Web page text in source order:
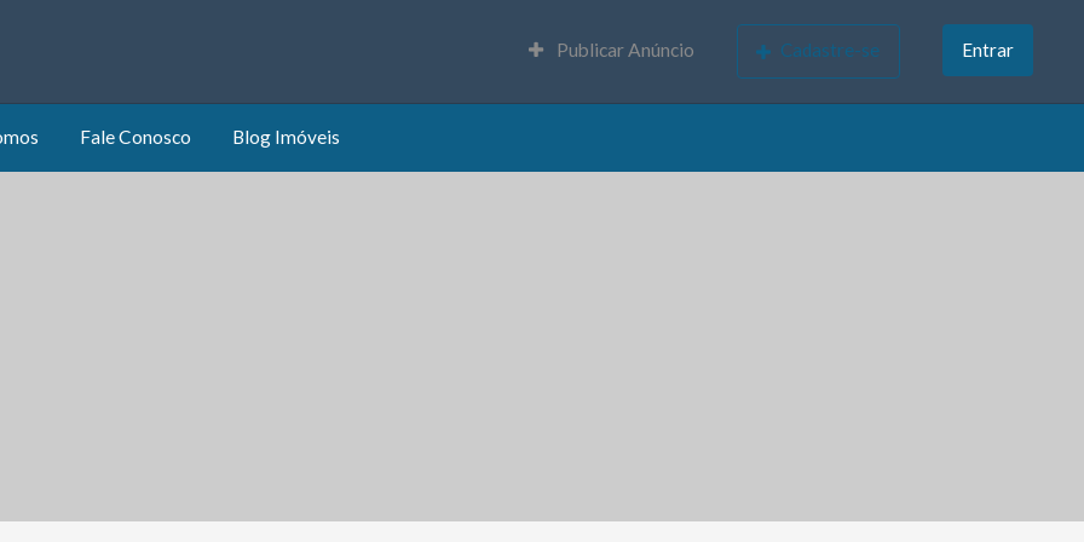
Publicar Anúncio Cadastre-se Entrar
Fale Conosco Blog Imóveis